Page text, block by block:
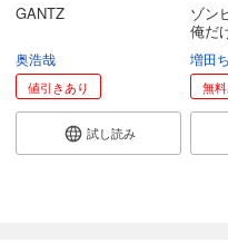
GANTZ
奥浩哉
値引きあり
試し読み
ゾン
俺だ
増田
無